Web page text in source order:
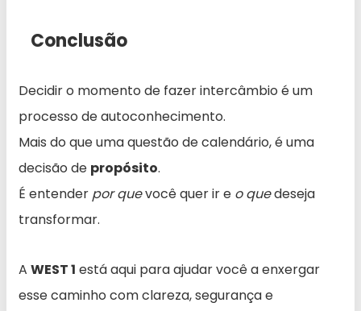
Conclusão
Decidir o momento de fazer intercâmbio é um
processo de autoconhecimento.
Mais do que uma questão de calendário, é uma
decisão de propósito.
É entender por quevocê quer ir e o quedeseja
transformar.
A WEST 1 está aqui para ajudar você a enxergar
esse caminho com clareza, segurança e